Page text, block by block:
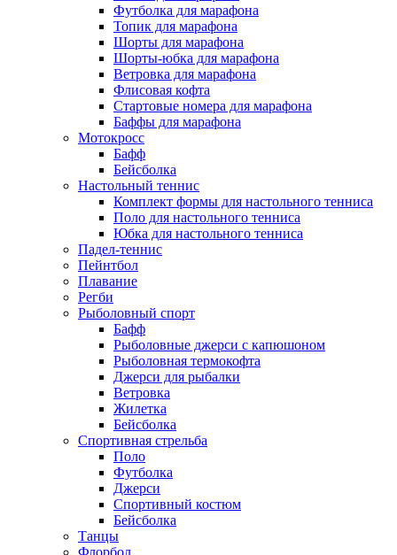
Футболка для марафона
Топик для марафона
Шорты для марафона
Шорты-юбка для марафона
Ветровка для марафона
Флисовая кофта
Стартовые номера для марафона
Баффы для марафона
Мотокросс
Бафф
Бейсболка
Настольный теннис
Комплект формы для настольного тенниса
Поло для настольного тенниса
Юбка для настольного тенниса
Падел-теннис
Пейнтбол
Плавание
Регби
Рыболовный спорт
Бафф
Рыболовные джерси с капюшоном
Рыболовная термокофта
Джерси для рыбалки
Ветровка
Жилетка
Бейсболка
Спортивная стрельба
Поло
Футболка
Джерси
Спортивный костюм
Бейсболка
Танцы
Флорбол